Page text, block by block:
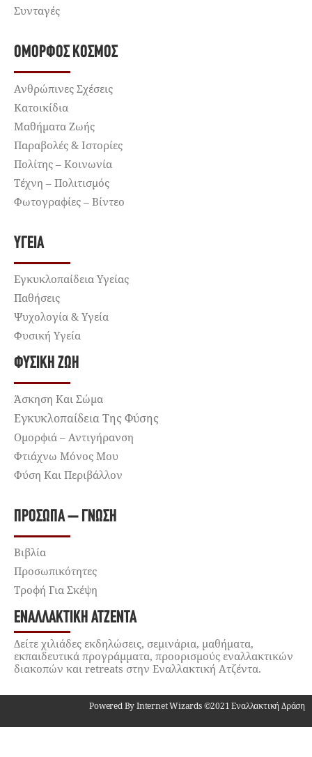
Συνταγές
ΌΜΟΡΦΟΣ ΚΌΣΜΟΣ
Ανθρώπινες Σχέσεις
Κατοικίδια
Μαθήματα Ζωής
Παραβολές & Ιστορίες
Πολίτης – Κοινωνία
Τέχνη – Πολιτισμός
Φωτογραφίες – Βίντεο
ΥΓΕΊΑ
Εγκυκλοπαίδεια Υγείας
Παθήσεις
Ψυχολογία & Υγεία
Φυσική Υγεία
ΦΥΣΙΚΉ ΖΩΉ
Άσκηση Και Σώμα
Εγκυκλοπαίδεια Της Φύσης
Ομορφιά – Αντιγήρανση
Φτιάχνω Μόνος Μου
Φύση Και Περιβάλλον
ΠΡΌΣΩΠΑ – ΓΝΏΣΗ
Βιβλία
Προσωπικότητες
Τροφή Για Σκέψη
ΕΝΑΛΛΑΚΤΙΚΉ ΑΤΖΈΝΤΑ
Δείτε χιλιάδες εκδηλώσεις, σεμινάρια, μαθήματα,
εκπαιδευτικά προγράμματα, προορισμούς εναλλακτικών
διακοπών και retreats στην Εναλλακτική Ατζέντα.
Powered By Internet Wizards ©2021 Εναλλακτική Δράση